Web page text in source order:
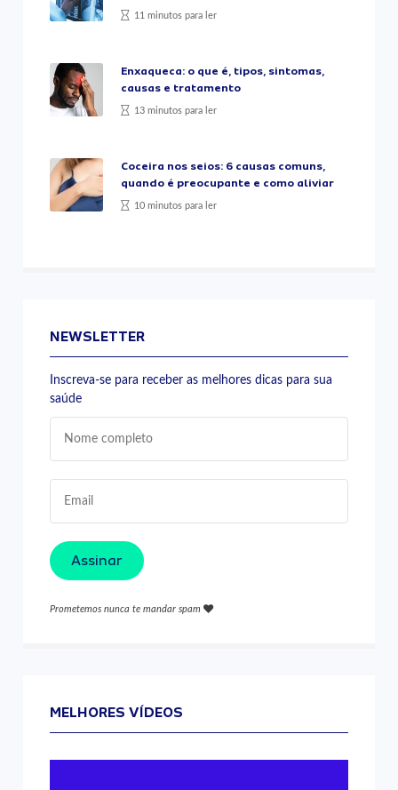
11 minutos para ler
Enxaqueca: o que é, tipos, sintomas,
causas e tratamento
13 minutos para ler
Coceira nos seios: 6 causas comuns,
quando é preocupante e como aliviar
10 minutos para ler
NEWSLETTER
Inscreva-se para receber as melhores dicas para sua
saúde
Assinar
Prometemos nunca te mandar spam
MELHORES VÍDEOS